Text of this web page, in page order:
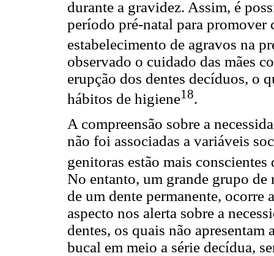
durante a gravidez. Assim, é
período pré-natal para promover
estabelecimento de agravos na
observado o cuidado das mães
erupção dos dentes decíduos, o
hábitos de higiene18.
A compreensão sobre a
não foi associadas a variáveis
genitoras estão mais
No entanto, um grande grupo de
de um dente permanente, ocorre
aspecto nos alerta sobre a
dentes, os quais não apresentam
bucal em meio a série decídua,